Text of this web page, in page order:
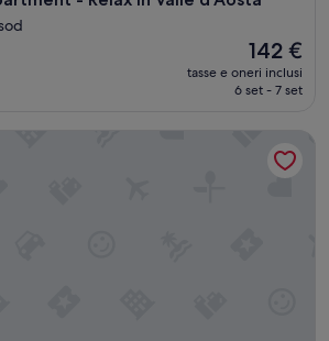
Il
prezzo
attuale
142 €
tasse e oneri inclusi
6 set - 7 set
Appartamento 3' con vista sulle